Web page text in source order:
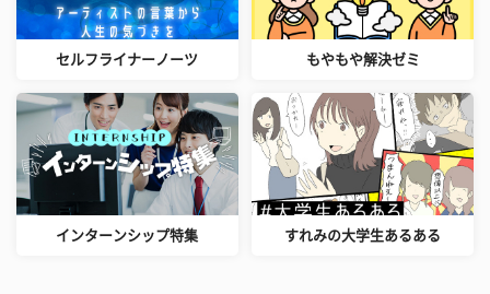
セルフライナーノーツ もやもや解決ゼミ
インターンシップ特集 すれみの大学生あるある